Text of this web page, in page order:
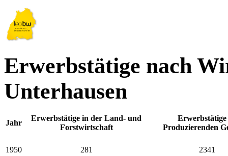
Erwerbstätige nach
Unterhausen
Jahr
Erwerbstätige in der Land- und
Forstwirtschaft
Erwerbstätige
Produzierenden
1950 281
2341